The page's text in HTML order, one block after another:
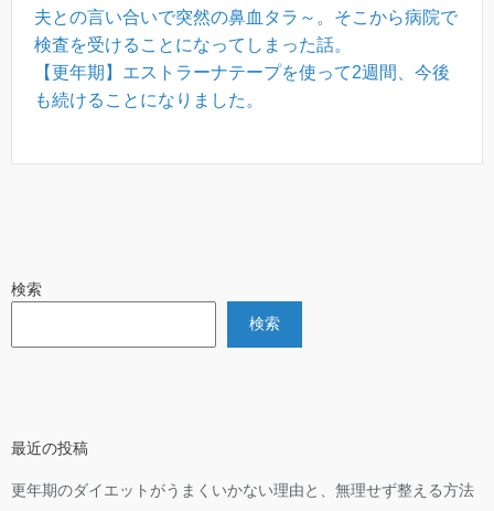
夫との言い合いで突然の鼻血タラ～。そこから病院で
検査を受けることになってしまった話。
【更年期】エストラーナテープを使って2週間、今後
も続けることになりました。
検索
検索
最近の投稿
更年期のダイエットがうまくいかない理由と、無理せず整える方法